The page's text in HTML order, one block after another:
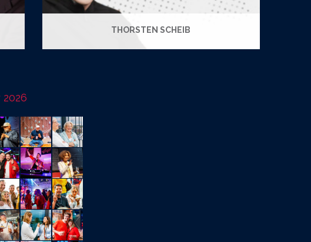
THORSTEN SCHEIB
2026